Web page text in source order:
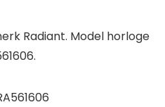
Radiant. Model horloge